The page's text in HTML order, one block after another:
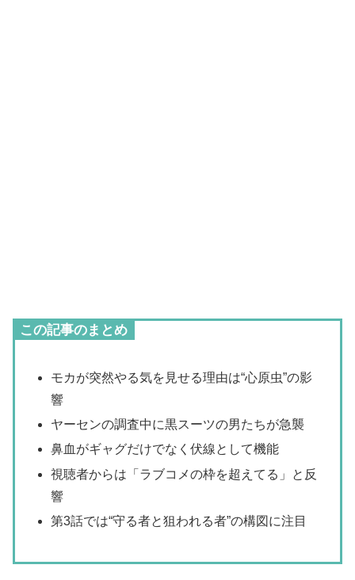
この記事のまとめ
モカが突然やる気を見せる理由は“心原虫”の影
響
ヤーセンの調査中に黒スーツの男たちが急襲
鼻血がギャグだけでなく伏線として機能
視聴者からは「ラブコメの枠を超えてる」と反
響
第3話では“守る者と狙われる者”の構図に注目